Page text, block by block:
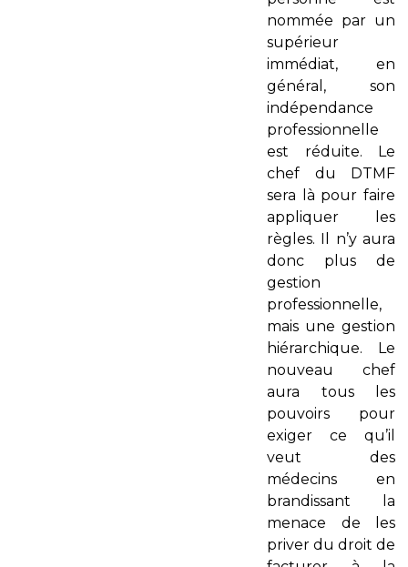
nommée par un
supérieur
immédiat, en
général, son
indépendance
professionnelle
est réduite. Le
chef du DTMF
sera là pour faire
appliquer les
règles. Il n’y aura
donc plus de
gestion
professionnelle,
mais une gestion
hiérarchique. Le
nouveau chef
aura tous les
pouvoirs pour
exiger ce qu’il
veut des
médecins en
brandissant la
menace de les
priver du droit de